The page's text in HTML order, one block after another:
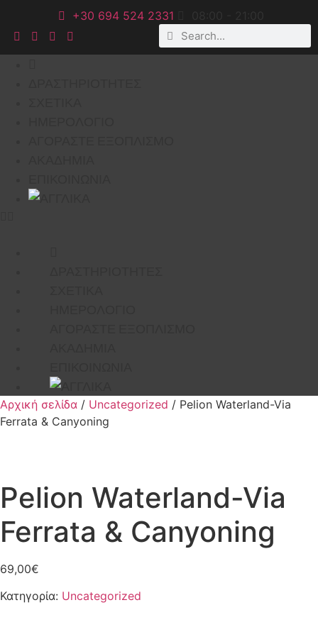
+30 694 524 2331
Αρχική σελίδα / Uncategorized / Pelion Waterland-Via
Ferrata & Canyoning
Pelion Waterland-Via
Ferrata & Canyoning
69,00€
Κατηγορία: Uncategorized